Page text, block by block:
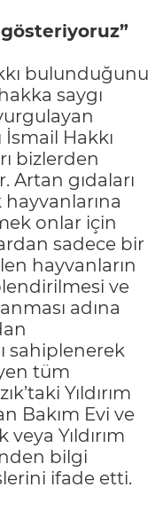
gösteriyoruz”
bulunduğunu
saygı
İsmail Hakkı
bizlerden
Artan gıdaları
onlar için
sadece bir
hayvanların
ve
adına
sahiplenerek
tüm
Yıldırım
Bakım Evi ve
Yıldırım
bilgi
ifade etti.